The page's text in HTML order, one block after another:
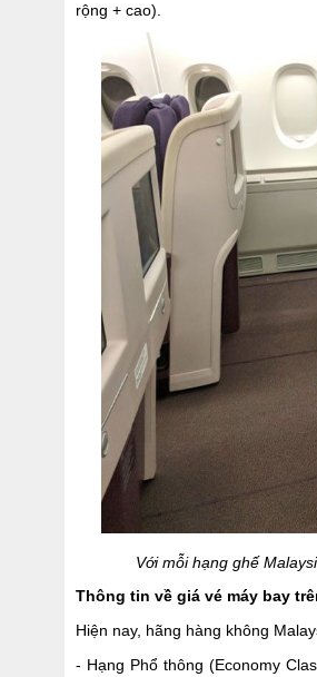
rộng + cao).
Với mỗi hạng ghế
Thông tin về giá vé máy bay
Hiện nay, hãng hàng không
- Hạng Phổ thông (Economy